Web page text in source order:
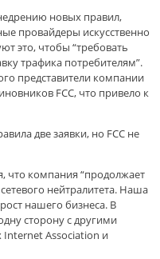
новых правил,
провайдеры искусственно
это, чтобы “требовать
трафика потребителям”.
представители компании
FCC, что привело к
две заявки, но FCC не
что компания “продолжает
нейтралитета. Наша
нашего бизнеса. В
сторону с другими
Association и